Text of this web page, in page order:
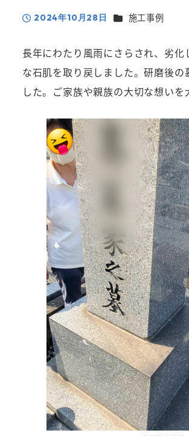
投稿日
2024年10月28日 カテゴリー
施工事例
長年にわたり風雨にさらされ、劣
な石肌を取り戻しました。研磨後
した。ご家族や親族の大切な想いを